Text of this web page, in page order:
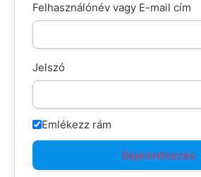
Felhasználónév vagy E-mail cím
Jelszó
Emlékezz rám